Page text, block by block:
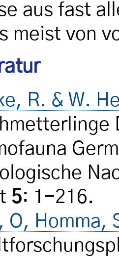
aus fast
meist von
R. & W.
5: 1-216.
O, Homma,